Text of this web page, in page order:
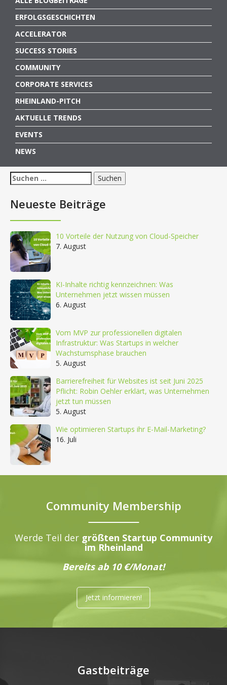
ERFOLGSGESCHICHTEN
ACCELERATOR
SUCCESS STORIES
COMMUNITY
CORPORATE SERVICES
RHEINLAND-PITCH
AKTUELLE TRENDS
EVENTS
NEWS
Suchen
nach:
Neueste Beiträge
10 Vorteile der Nutzung von Cloud-Speicher
7. August
KI-Inhalte richtig kennzeichnen: Was
Unternehmen jetzt wissen müssen
6. August
Vom MVP zur professionellen digitalen
Infrastruktur: Was Startups in welcher
Wachstumsphase brauchen
5. August
Barrierefreiheit für Websites ist seit Juni 2025
Pflicht: Robin Oehler erklärt, was Unternehmen
jetzt tun müssen
5. August
Wie optimieren Startups ihr E-Mail-Marketing?
16. Juli
Community Membership
Werde Teil der größten Startup Community
im Rheinland
Bereits ab 10 €/Monat!
Jetzt informieren!
Gastbeiträge